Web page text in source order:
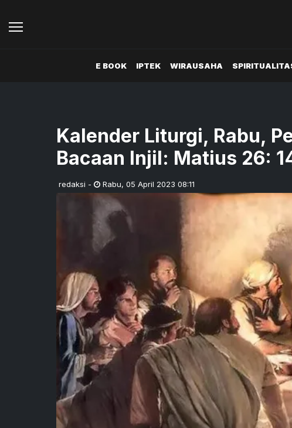
E BOOK IPTEK WIRAUSAHA
Kalender Liturgi, Rabu,
Bacaan Injil: Matius 26:
redaksi - Rabu, 05 April 2023 08:11